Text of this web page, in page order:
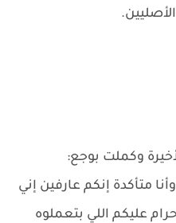
وكملت بوجع:
متأكدة إنكم عارفين إني
عليكم اللي بتعملوه